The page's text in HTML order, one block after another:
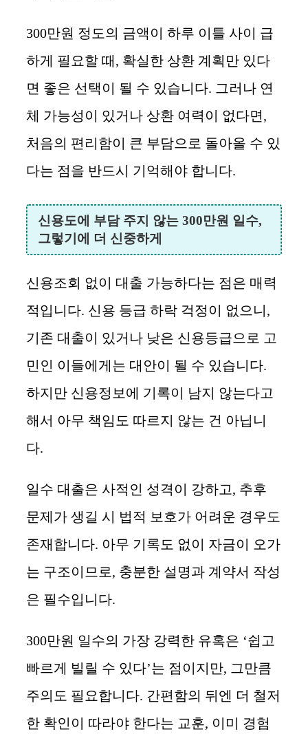
300만원 정도의 금액이 하루 이틀 사이 급
하게 필요할 때, 확실한 상환 계획만 있다
면 좋은 선택이 될 수 있습니다. 그러나 연
체 가능성이 있거나 상환 여력이 없다면,
처음의 편리함이 큰 부담으로 돌아올 수 있
다는 점을 반드시 기억해야 합니다.
신용도에 부담 주지 않는 300만원 일수,
그렇기에 더 신중하게
신용조회 없이 대출 가능하다는 점은 매력
적입니다. 신용 등급 하락 걱정이 없으니,
기존 대출이 있거나 낮은 신용등급으로 고
민인 이들에게는 대안이 될 수 있습니다.
하지만 신용정보에 기록이 남지 않는다고
해서 아무 책임도 따르지 않는 건 아닙니
다.
일수 대출은 사적인 성격이 강하고, 추후
문제가 생길 시 법적 보호가 어려운 경우도
존재합니다. 아무 기록도 없이 자금이 오가
는 구조이므로, 충분한 설명과 계약서 작성
은 필수입니다.
300만원 일수의 가장 강력한 유혹은 ‘쉽고
빠르게 빌릴 수 있다’는 점이지만, 그만큼
주의도 필요합니다. 간편함의 뒤엔 더 철저
한 확인이 따라야 한다는 교훈, 이미 경험